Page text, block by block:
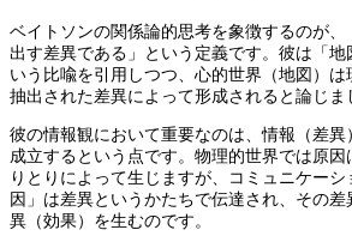
ベイトソンの関係論的思考を象徴するのが
出す差異である」という定義です。彼は「地
いう比喩を引用しつつ、心的世界（地図）は
抽出された差異によって形成されると論じま
彼の情報観において重要なのは、情報（差
成立するという点です。物理的世界では原
りとりによって生じますが、コミュニケー
因」は差異というかたちで伝達され、その
異（効果）を生むのです。